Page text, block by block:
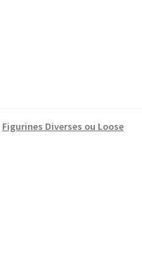
Figurines Diverses ou Loose